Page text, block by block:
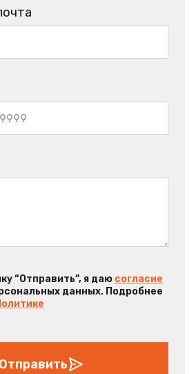
“Отправить”, я даю согласие
данных. Подробнее
Отправить